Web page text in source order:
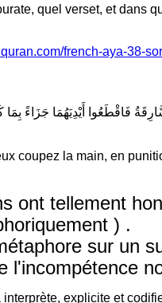
quel verset, et dans
french-aya-38-
coupez la main, en
ont tellement
) .
sur un
l'incompétence
interprète, explicite et